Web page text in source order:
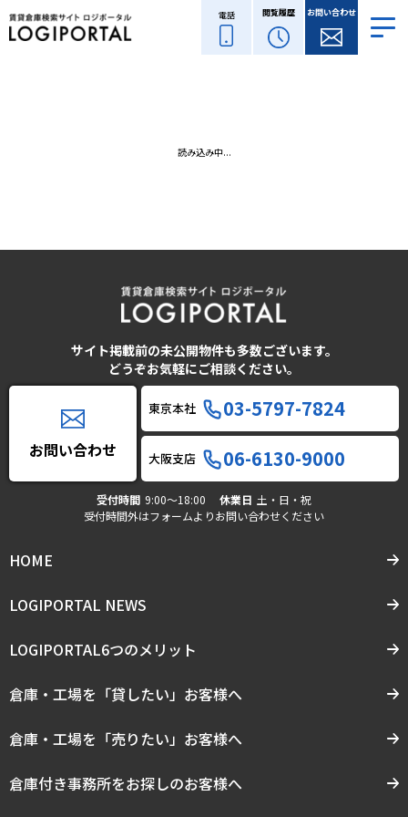
電話 閲覧履歴 お問い合わせ
読み込み中...
サイト掲載前の未公開物件も多数ございます。
どうぞお気軽にご相談ください。
お問い合わせ
東京本社 03-5797-7824
大阪支店 06-6130-9000
受付時間 9:00〜18:00 休業日 土・日・祝
受付時間外はフォームよりお問い合わせください
HOME
LOGIPORTAL NEWS
LOGIPORTAL6つのメリット
倉庫・工場を「貸したい」お客様へ
倉庫・工場を「売りたい」お客様へ
倉庫付き事務所をお探しのお客様へ